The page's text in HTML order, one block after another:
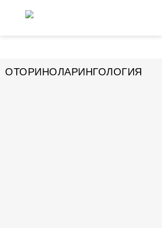
ОТОРИНОЛАРИНГОЛОГИЯ